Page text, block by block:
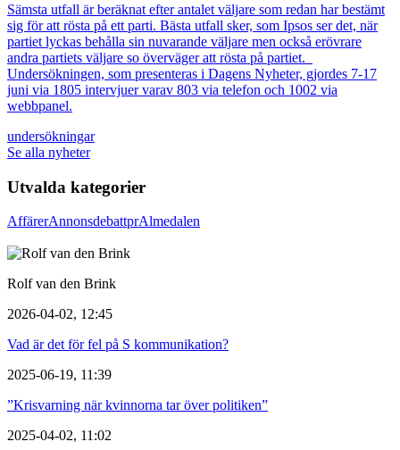
Sämsta utfall är beräknat efter antalet väljare som redan har bestämt
sig för att rösta på ett parti. Bästa utfall sker, som Ipsos ser det, när
partiet lyckas behålla sin nuvarande väljare men också erövrare
andra partiets väljare so överväger att rösta på partiet.
Undersökningen, som presenteras i Dagens Nyheter, gjordes 7-17
juni via 1805 intervjuer varav 803 via telefon och 1002 via
webbpanel.
undersökningar
Se alla nyheter
Utvalda kategorier
AffärerAnnonsdebattprAlmedalen
Rolf van den Brink
2026-04-02, 12:45
Vad är det för fel på S kommunikation?
2025-06-19, 11:39
”Krisvarning när kvinnorna tar över politiken”
2025-04-02, 11:02